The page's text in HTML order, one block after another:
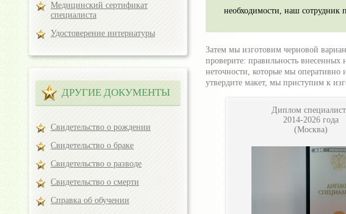
необходимости, наш сотрудник
Затем мы изготовим черновой
проверите: правильность
неточности, которые мы оперативно
утвердите макет, мы приступим к
Диплом
2014-2026 года
(Москва)
Медицинский сертификат
специалиста
Удостоверение интернатуры
ДРУГИЕ ДОКУМЕНТЫ
Свидетельство о рождении
Свидетельство о браке
Свидетельство о разводе
Свидетельство о смерти
Справка об обучении